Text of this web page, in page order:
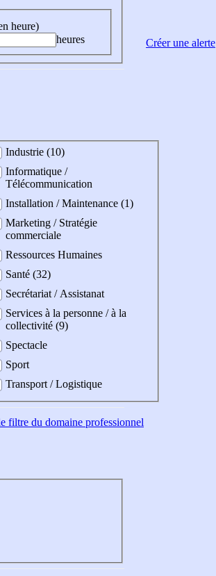
heure)
heures
Industrie (10)
Informatique /
Télécommunication
Installation / Maintenance (1)
Marketing / Stratégie
commerciale
Ressources Humaines
Santé (32)
Secrétariat / Assistanat
Services à la personne / à la
collectivité (9)
Spectacle
Sport
Transport / Logistique
filtre du domaine professionnel
Créer une alerte